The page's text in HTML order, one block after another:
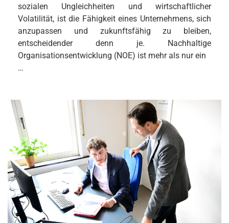
sozialen Ungleichheiten und wirtschaftlicher
Volatilität, ist die Fähigkeit eines Unternehmens, sich
anzupassen und zukunftsfähig zu bleiben,
entscheidender denn je. Nachhaltige
Organisationsentwicklung (NOE) ist mehr als nur ein
…